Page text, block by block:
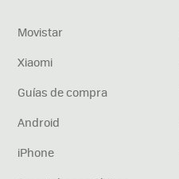
Movistar
Xiaomi
Guías de compra
Android
iPhone